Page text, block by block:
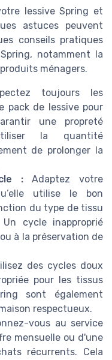
lessive Spring et
astuces peuvent
conseils pratiques
notamment la
ménagers.
toujours les
pack de lessive pour
une propreté
la quantité
de prolonger la
:Adaptez votre
utilise le bon
du type de tissu
cycle inapproprié
à la préservation de
des cycles doux
pour les tissus
sont également
respectueux.
vous au service
mensuelle ou d'une
récurrents. Cela